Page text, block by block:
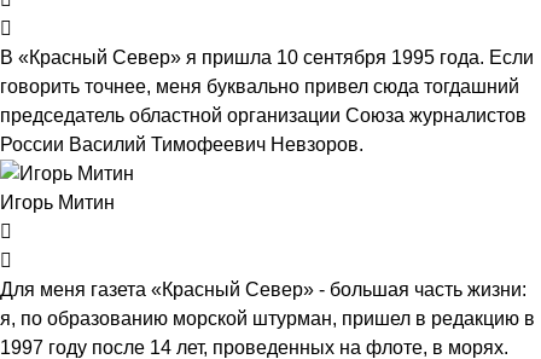
В «Красный Север» я пришла 10 сентября 1995 года. Если
говорить точнее, меня буквально привел сюда тогдашний
председатель областной организации Союза журналистов
России Василий Тимофеевич Невзоров.
Игорь Митин
Для меня газета «Красный Север» - большая часть жизни:
я, по образованию морской штурман, пришел в редакцию в
1997 году после 14 лет, проведенных на флоте, в морях.